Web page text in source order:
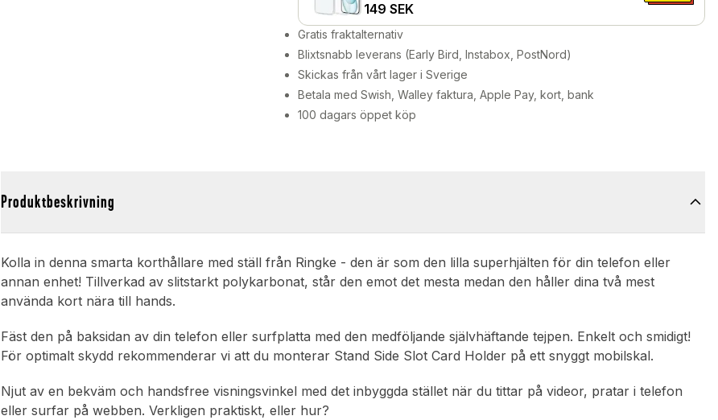
149 SEK
Gratis fraktalternativ
Blixtsnabb leverans (Early Bird, Instabox, PostNord)
Skickas från vårt lager i Sverige
Betala med Swish, Walley faktura, Apple Pay, kort, bank
100 dagars öppet köp
Produktbeskrivning
Kolla in denna smarta korthållare med ställ från Ringke - den är som den lilla superhjälten för din telefon eller
annan enhet! Tillverkad av slitstarkt polykarbonat, står den emot det mesta medan den håller dina två mest
använda kort nära till hands.
Fäst den på baksidan av din telefon eller surfplatta med den medföljande självhäftande tejpen. Enkelt och smidigt!
För optimalt skydd rekommenderar vi att du monterar Stand Side Slot Card Holder på ett snyggt mobilskal.
Njut av en bekväm och handsfree visningsvinkel med det inbyggda stället när du tittar på videor, pratar i telefon
eller surfar på webben. Verkligen praktiskt, eller hur?